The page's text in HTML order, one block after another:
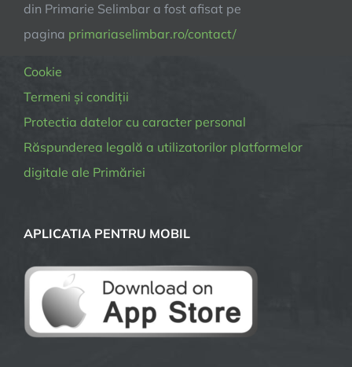
din Primarie Selimbar a fost afisat pe
pagina primariaselimbar.ro/contact/
Cookie
Termeni și condiții
Protectia datelor cu caracter personal
Răspunderea legală a utilizatorilor platformelor
digitale ale Primăriei
APLICATIA PENTRU MOBIL